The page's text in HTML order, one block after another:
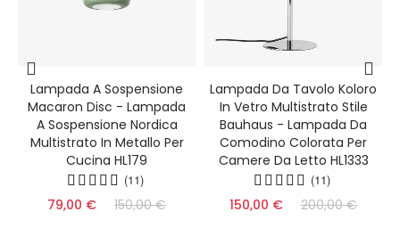
Lampada A Sospensione
Macaron Disc - Lampada
A Sospensione Nordica
Multistrato In Metallo Per
Cucina HL179
(11)
79,00 € 150,00 €
Lampada Da Tavolo Koloro
In Vetro Multistrato Stile
Bauhaus - Lampada Da
Comodino Colorata Per
Camere Da Letto HL1333
(11)
150,00 € 200,00 €